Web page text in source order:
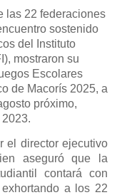
las 22 federaciones
sostenido
del Instituto
mostraron su
Escolares
de Macorís 2025, a
próximo,
el director ejecutivo
aseguró que la
contará con
a los 22